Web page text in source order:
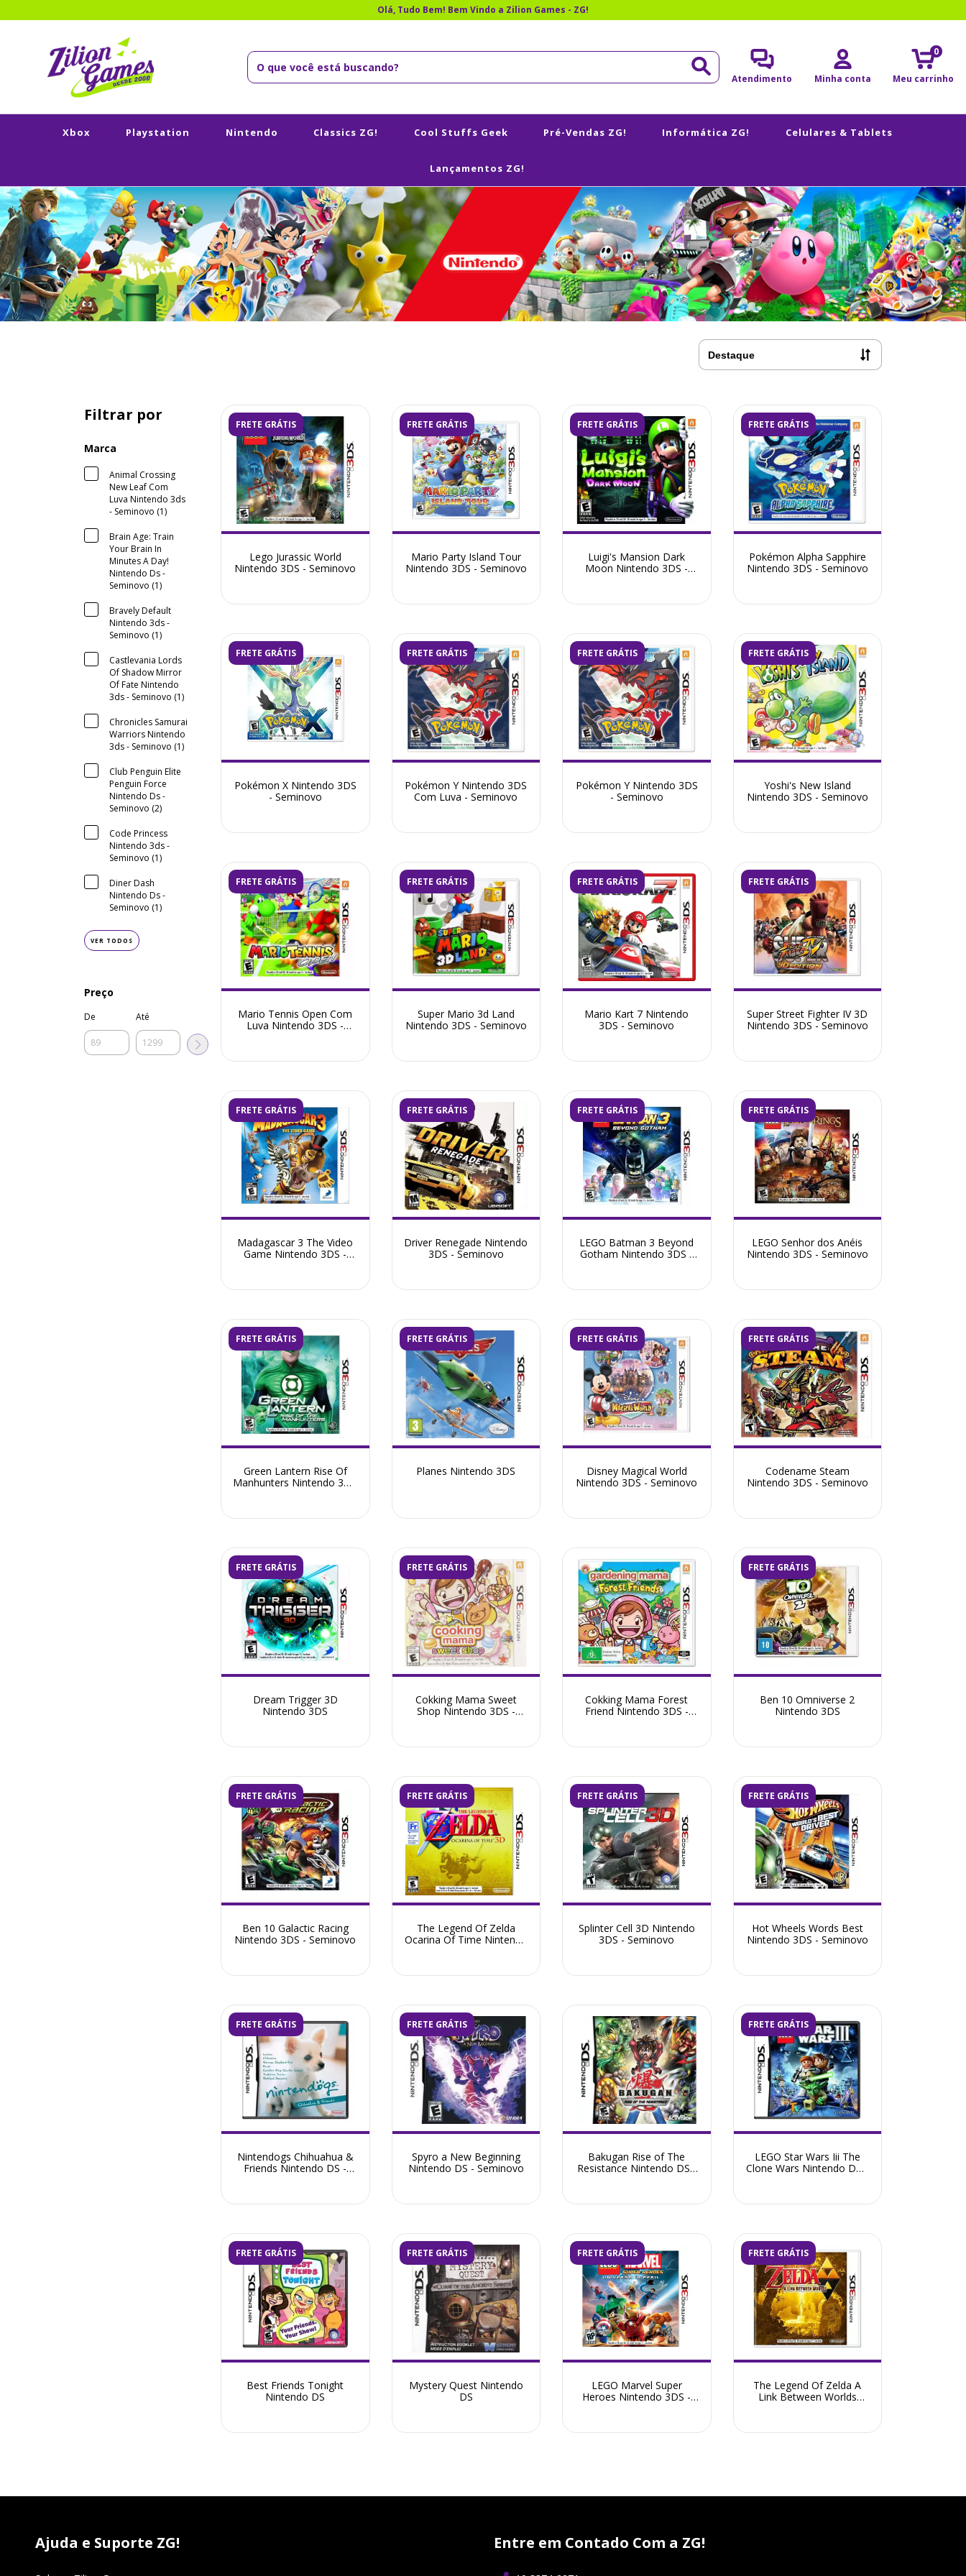
Olá, Tudo Bem! Bem Vindo a Zilion Games - ZG!
Atendimento Minha conta Meu carrinho
0
Xbox Playstation Nintendo Classics ZG! Cool Stuffs Geek Pré-Vendas ZG! Informática ZG! Celulares & Tablets
Lançamentos ZG!
Filtrar por
Marca
Animal Crossing
New Leaf Com
Luva Nintendo 3ds
- Seminovo (1)
Brain Age: Train
Your Brain In
Minutes A Day!
Nintendo Ds -
Seminovo (1)
Bravely Default
Nintendo 3ds -
Seminovo (1)
Castlevania Lords
Of Shadow Mirror
Of Fate Nintendo
3ds - Seminovo (1)
Chronicles Samurai
Warriors Nintendo
3ds - Seminovo (1)
Club Penguin Elite
Penguin Force
Nintendo Ds -
Seminovo (2)
Code Princess
Nintendo 3ds -
Seminovo (1)
Diner Dash
Nintendo Ds -
Seminovo (1)
VER TODOS
Preço
De Até
FRETE GRÁTIS
Lego Jurassic World
Nintendo 3DS - Seminovo
FRETE GRÁTIS
Mario Party Island Tour
Nintendo 3DS - Seminovo
FRETE GRÁTIS
Luigi's Mansion Dark
Moon Nintendo 3DS -
FRETE GRÁTIS
Pokémon Alpha Sapphire
Nintendo 3DS - Seminovo
FRETE GRÁTIS
Pokémon X Nintendo 3DS
- Seminovo
FRETE GRÁTIS
Pokémon Y Nintendo 3DS
Com Luva - Seminovo
FRETE GRÁTIS
Pokémon Y Nintendo 3DS
- Seminovo
FRETE GRÁTIS
Yoshi's New Island
Nintendo 3DS - Seminovo
FRETE GRÁTIS
Mario Tennis Open Com
Luva Nintendo 3DS -
FRETE GRÁTIS
Super Mario 3d Land
Nintendo 3DS - Seminovo
FRETE GRÁTIS
Mario Kart 7 Nintendo
3DS - Seminovo
FRETE GRÁTIS
Super Street Fighter IV 3D
Nintendo 3DS - Seminovo
FRETE GRÁTIS
Madagascar 3 The Video
Game Nintendo 3DS -
FRETE GRÁTIS
Driver Renegade Nintendo
3DS - Seminovo
FRETE GRÁTIS
LEGO Batman 3 Beyond
Gotham Nintendo 3DS -
FRETE GRÁTIS
LEGO Senhor dos Anéis
Nintendo 3DS - Seminovo
FRETE GRÁTIS
Green Lantern Rise Of
Manhunters Nintendo 3DS
FRETE GRÁTIS
Planes Nintendo 3DS
FRETE GRÁTIS
Disney Magical World
Nintendo 3DS - Seminovo
FRETE GRÁTIS
Codename Steam
Nintendo 3DS - Seminovo
FRETE GRÁTIS
Dream Trigger 3D
Nintendo 3DS
FRETE GRÁTIS
Cokking Mama Sweet
Shop Nintendo 3DS -
Cokking Mama Forest
Friend Nintendo 3DS -
FRETE GRÁTIS
Ben 10 Omniverse 2
Nintendo 3DS
FRETE GRÁTIS
Ben 10 Galactic Racing
Nintendo 3DS - Seminovo
FRETE GRÁTIS
The Legend Of Zelda
Ocarina Of Time Nintendo
FRETE GRÁTIS
Splinter Cell 3D Nintendo
3DS - Seminovo
FRETE GRÁTIS
Hot Wheels Words Best
Nintendo 3DS - Seminovo
FRETE GRÁTIS
Nintendogs Chihuahua &
Friends Nintendo DS -
FRETE GRÁTIS
Spyro a New Beginning
Nintendo DS - Seminovo
Bakugan Rise of The
Resistance Nintendo DS -
FRETE GRÁTIS
LEGO Star Wars Iii The
Clone Wars Nintendo DS -
FRETE GRÁTIS
Best Friends Tonight
Nintendo DS
FRETE GRÁTIS
Mystery Quest Nintendo
DS
FRETE GRÁTIS
LEGO Marvel Super
Heroes Nintendo 3DS -
FRETE GRÁTIS
The Legend Of Zelda A
Link Between Worlds
Ajuda e Suporte ZG! Entre em Contado Com a ZG!